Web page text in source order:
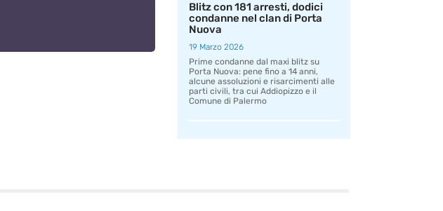
Blitz con 181 arresti, dodici
condanne nel clan di Porta
Nuova
19 Marzo 2026
Prime condanne dal maxi blitz su
Porta Nuova: pene fino a 14 anni,
alcune assoluzioni e risarcimenti alle
parti civili, tra cui Addiopizzo e il
Comune di Palermo